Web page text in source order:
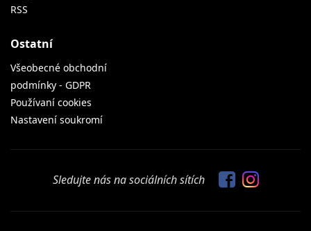
RSS
Ostatní
Všeobecné obchodní
podmínky - GDPR
Používaní cookies
Nastavení soukromí
Sledujte nás na sociálních sítích